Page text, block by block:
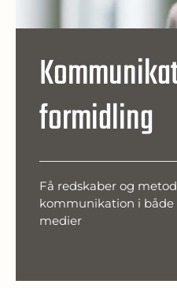
formidling
Få redskaber og
kommunikation i
medier